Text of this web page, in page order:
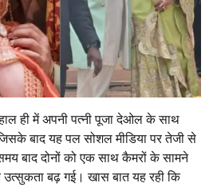
ही में अपनी पत्नी पूजा देओल के साथ
बाद यह पल सोशल मीडिया पर तेजी से
बाद दोनों को एक साथ कैमरों के सामने
बढ़ गई। खास बात यह रही कि